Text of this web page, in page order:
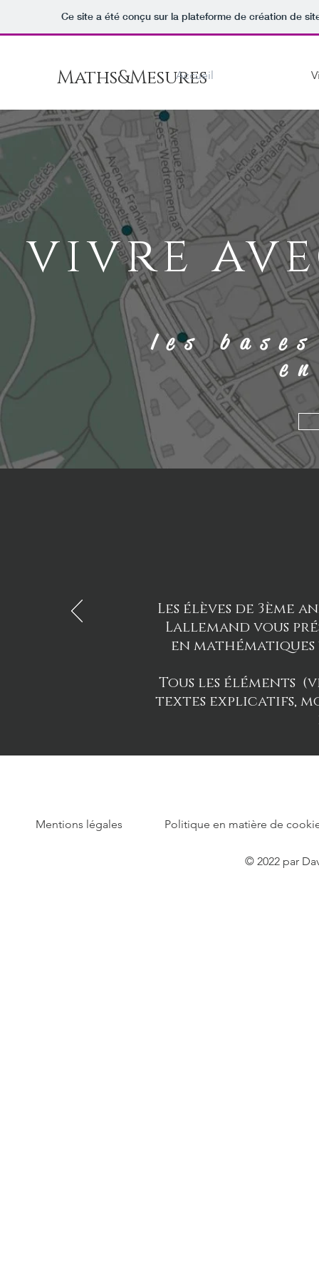
Ce site a été conçu sur la plateforme de création de
Maths&Mesures
Accueil
vivre
les
Les élèves de 3ème
Lallemand vous
en
Tous les éléments
textes explicatifs,
Mentions légales Politique en matière de
© 2022 par